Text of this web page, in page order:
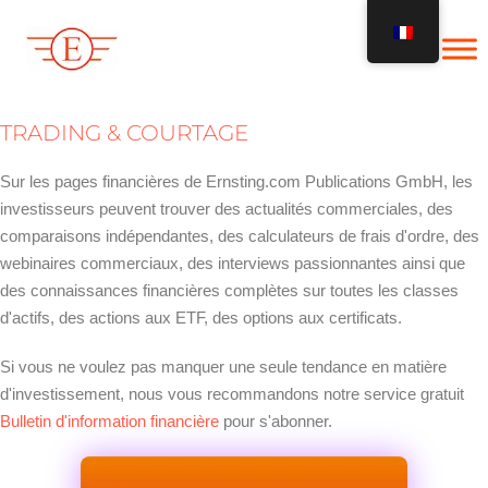
content
TRADING & COURTAGE
Sur les pages financières de Ernsting.com Publications GmbH, les
investisseurs peuvent trouver des actualités commerciales, des
comparaisons indépendantes, des calculateurs de frais d'ordre, des
webinaires commerciaux, des interviews passionnantes ainsi que
des connaissances financières complètes sur toutes les classes
d'actifs, des actions aux ETF, des options aux certificats.
Si vous ne voulez pas manquer une seule tendance en matière
d'investissement, nous vous recommandons notre service gratuit
Bulletin d'information financière pour s'abonner.